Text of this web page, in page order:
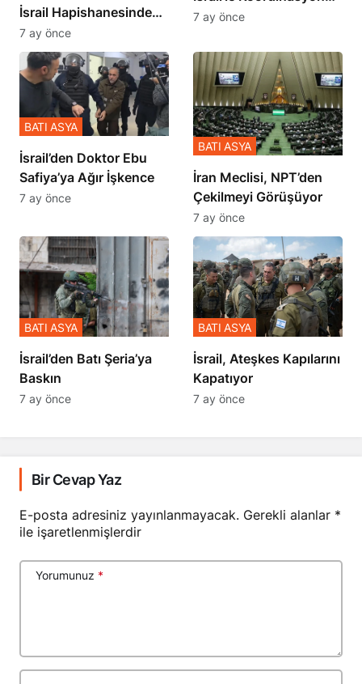
İsrail Hapishanesindeki
Zulmü Anlattı
7 ay önce
İçinde Gerçekleşmiş
7 ay önce
İsrail’den Doktor Ebu
Safiya’ya Ağır İşkence
BATI ASYA
7 ay önce
İran Meclisi, NPT’den
Çekilmeyi Görüşüyor
BATI ASYA
7 ay önce
​​​​​​​İsrail’den Batı Şeria’ya
Baskın
BATI ASYA
7 ay önce
İsrail, Ateşkes Kapılarını
Kapatıyor
BATI ASYA
7 ay önce
Bir Cevap Yaz
E-posta adresiniz yayınlanmayacak. Gerekli alanlar *
ile işaretlenmişlerdir
Yorumunuz *